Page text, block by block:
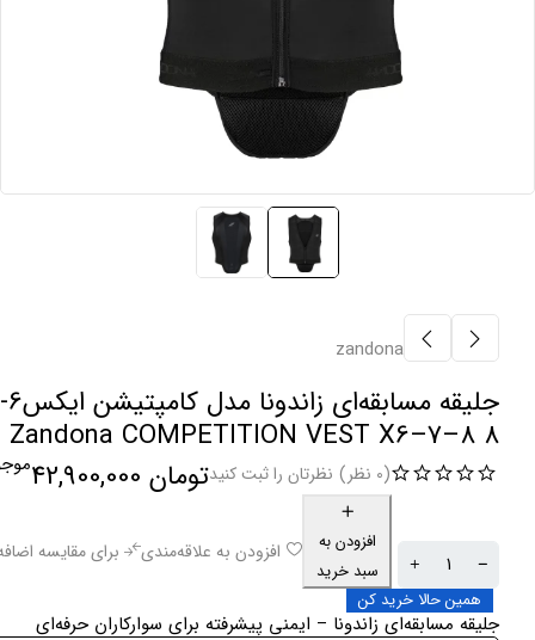
zandona
8 Zandona COMPETITION VEST X6–7–8
(0 نظر) نظرتان را ثبت کنیدتومان
افزودن به
سبد خرید
همین حالا خرید کن
افزودن به علاقه‌مندی برای مقایسه
جلیقه مسابقه‌ای زاندونا – ایمنی پیشرفته برای سوارکاران حرفه‌ای